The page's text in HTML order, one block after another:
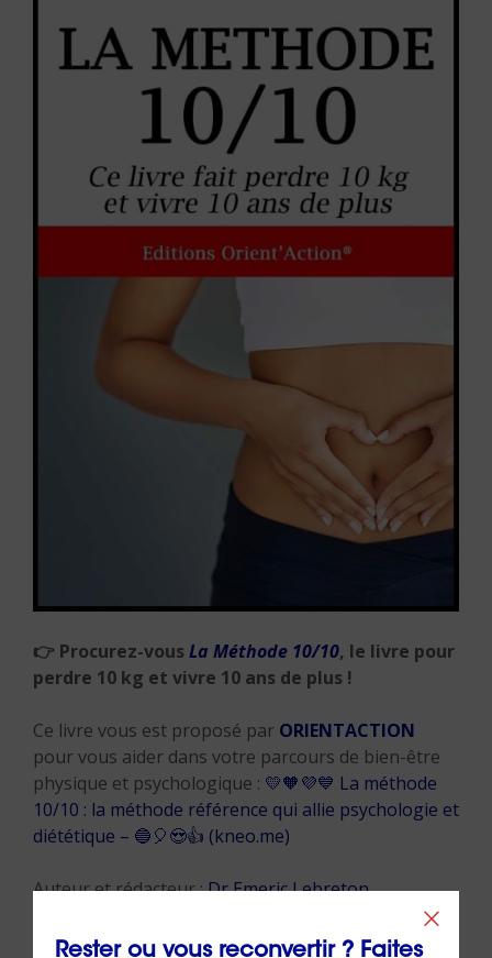
👉 Procurez-vous La Méthode 10/10, le livre pour
perdre 10 kg et vivre 10 ans de plus !
Ce livre vous est proposé par ORIENTACTION
pour vous aider dans votre parcours de bien-être
physique et psychologique : 💛🧡💜💙 La méthode
10/10 : la méthode référence qui allie psychologie et
diététique – 🔵🎈😍👍 (kneo.me)
Auteur et rédacteur :Dr Emeric Lebreton,
ORIENTACTION(24/07/2024)
Rester ou vous reconvertir ? Faites